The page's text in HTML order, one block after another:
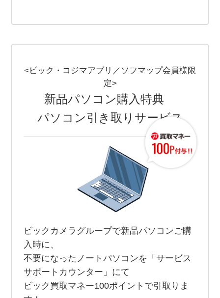
<ビック・コジマアプリ／ソフマップ会員様限
定>
新品パソコン購入特典
パソコン引き取りサービス
ビックカメラグループで新品パソコンご購
入時に、
不要になったノートパソコンを「サービス
サポートカウンター」にて
ビック買取マネー100ポイントで引取りま